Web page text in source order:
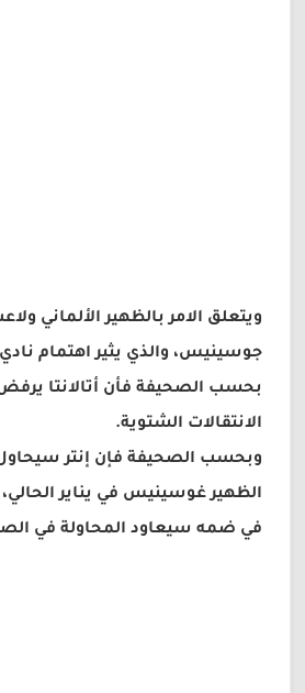
ويتعلق الامر بالظهير الألماني
جوسينيس، والذي يثير اهتمام نادي
بحسب الصحيفة فأن أتالانتا
الانتقالات الشتوية.
وبحسب الصحيفة فإن إنتر
الظهير غوسينيس في يناير
في ضمه سيعاود المحاولة في